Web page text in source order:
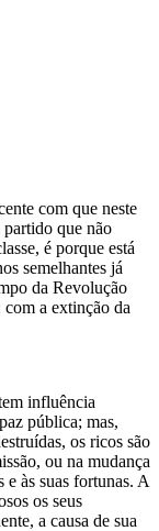
com que neste
partido que não
é porque está
semelhantes já
da Revolução
com a extinção da
influência
pública; mas,
os ricos são
ou na mudança
e às suas fortunas. A
os seus
a causa de sua